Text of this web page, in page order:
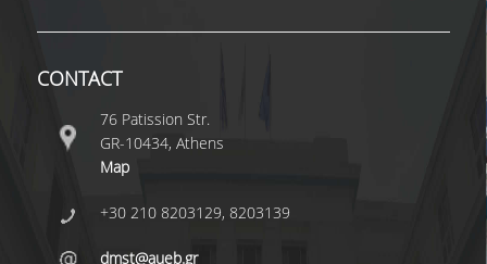
CONTACT
76 Patission Str.
GR-10434, Athens
Map
+30 210 8203129, 8203139
dmst@aueb.gr